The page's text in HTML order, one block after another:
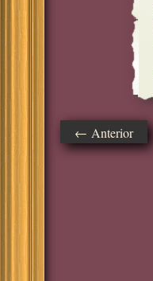
← Anterior